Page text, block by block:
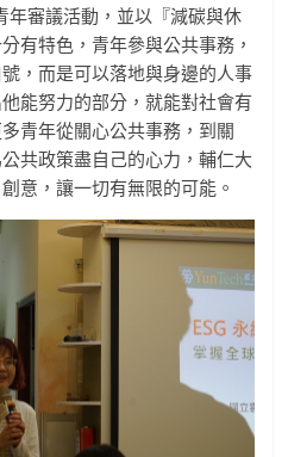
年審議活動，並以『減碳與休
有特色，青年參與公共事務，
，而是可以落地與身邊的人事
能努力的部分，就能對社會有
青年從關心公共事務，到關
共政策盡自己的心力，輔仁大
意，讓一切有無限的可能。